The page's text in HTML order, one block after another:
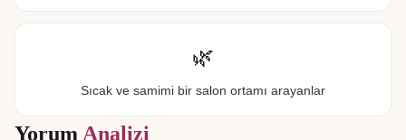
🌿
Sıcak ve samimi bir salon ortamı arayanlar
YorumAnalizi